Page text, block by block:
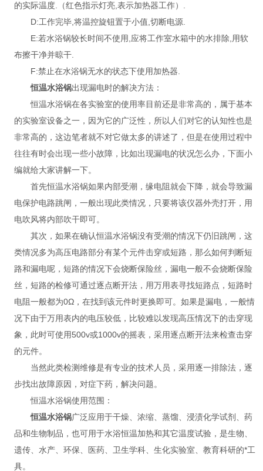
的实际温度.（红色指示灯亮,表示加热器工作）.
D:工作完毕,将温控旋钮置于小值,切断电源.
E:若水浴锅较长时间不使用,应将工作室水箱中的水排除,用软
布擦干净并晾干.
F:禁止在水浴锅无水的状态下使用加热器.
恒温水浴锅出现漏电时的解决方法：
恒温水浴锅在各实验室的使用率目前还是非常高的，属于基本
的实验室设备之一，因为它的广泛性，所以人们对它的认知性也是
非常高的，这边笔者就不对它做太多的讲述了，但是在使用过程中
往往有时会出现一些小故障，比如出现漏电的状况怎么办，下面小
编就给大家讲解一下。
首先恒温水浴锅如果内部受潮，缘电阻就会下降，就会导致漏
电保护电路跳闸，一般出现此类情况，只要将该仪器外壳打开，用
电吹风将内部吹干即可。
其次，如果在确认恒温水浴锅没有受潮的情况下仍旧跳闸，这
类情况多为高压电路部分有某个元件击穿或短路，那么如何判断短
路和漏电呢，短路的情况下会烧断保险丝，漏电一般不会烧断保险
丝，短路的检修可通过逐点断开法，用万用表寻找短路点，短路时
电阻一般都为0Ω，在找到该元件时更换即可。如果是漏电，一般情
况下由于万用表内的电压较低，比较难以发现高压情况下的击穿现
象，此时可使用500v或1000v的摇表，采用逐点断开法来检查击穿
的元件。
当然此类检测维修是有专业的技术人员，采用逐一排除法，逐
步找出故障原因，对症下药，解决问题。
恒温水浴锅使用范围：
恒温水浴锅广泛应用于干燥、浓缩、蒸馏、浸渍化学试剂、药
品和生物制品，也可用于水浴恒温加热和其它温度试验，是生物、
遗传、水产、环保、医药、卫生学科、生化实验室、教育科研的*工
具。